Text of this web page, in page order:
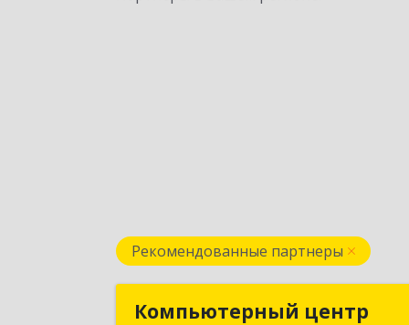
Рекомендованные партнеры
Компьютерный центр
Компьютерный центр